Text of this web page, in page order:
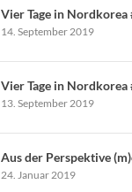
Vier Tage in Nordkorea
14. September 2019
Vier Tage in Nordkorea
13. September 2019
Aus der Perspektive
24. Januar 2019